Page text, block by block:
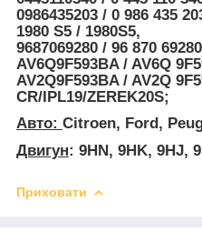
0986435203 / 0 986 435
1980 S5 / 1980S5,
9687069280 / 96 870
AV6Q9F593BA / AV6Q
AV2Q9F593BA / AV2Q
CR/IPL19/ZEREK20S;
Авто: Citroen, Ford,
Двигун: 9HN, 9HK, 9HJ,
Приховати